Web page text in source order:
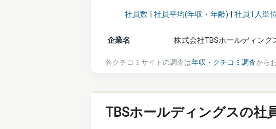
社員数 | 社員平均(年収・年齢) | 社員1人単
企業名 株式会社TBSホールディング
各クチコミサイトの調査は年収・クチコミ調査から
TBSホールディングスの社